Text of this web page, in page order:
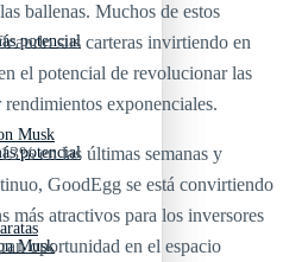
potencial
Musk
potencial
Musk
ballenas. Muchos de estos
sus carteras invirtiendo en
el potencial de revolucionar las
exponenciales.
en las últimas semanas y
GoodEgg se está convirtiendo
más atractivos para los inversores
oportunidad en el espacio